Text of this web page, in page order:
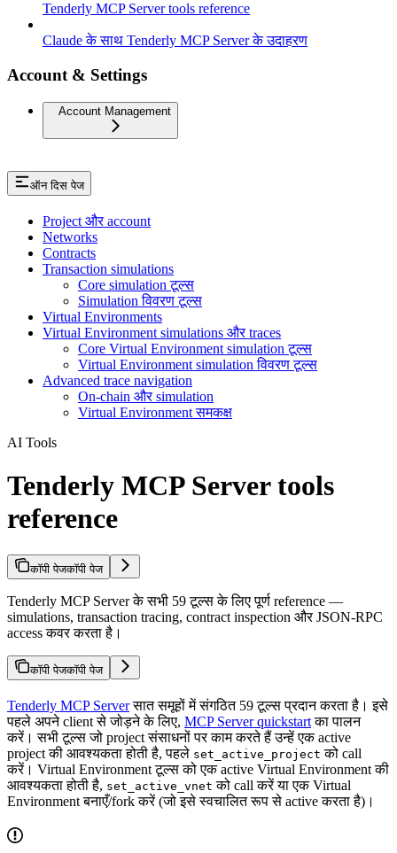
Tenderly MCP Server tools reference
Claude के साथ Tenderly MCP Server के उदाहरण
Account & Settings
Account Management
ऑन दिस पेज
Project और account
Networks
Contracts
Transaction simulations
Core simulation टूल्स
Simulation विवरण टूल्स
Virtual Environments
Virtual Environment simulations और traces
Core Virtual Environment simulation टूल्स
Virtual Environment simulation विवरण टूल्स
Advanced trace navigation
On-chain और simulation
Virtual Environment समकक्ष
AI Tools
Tenderly MCP Server tools
reference
कॉपी पेजकॉपी पेज
Tenderly MCP Server के सभी 59 टूल्स के लिए पूर्ण reference —
simulations, transaction tracing, contract inspection और JSON-RPC
access कवर करता है।
कॉपी पेजकॉपी पेज
Tenderly MCP Serverसात समूहों में संगठित 59 टूल्स प्रदान करता है। इसे
पहले अपने client से जोड़ने के लिए, MCP Server quickstartका पालन
करें। सभी टूल्स जो project संसाधनों पर काम करते हैं उन्हें एक active
project की आवश्यकता होती है, पहले set_active_project को call
करें। Virtual Environment टूल्स को एक active Virtual Environment की
आवश्यकता होती है, set_active_vnet को call करें या एक Virtual
Environment बनाएँ/fork करें (जो इसे स्वचालित रूप से active करता है)।